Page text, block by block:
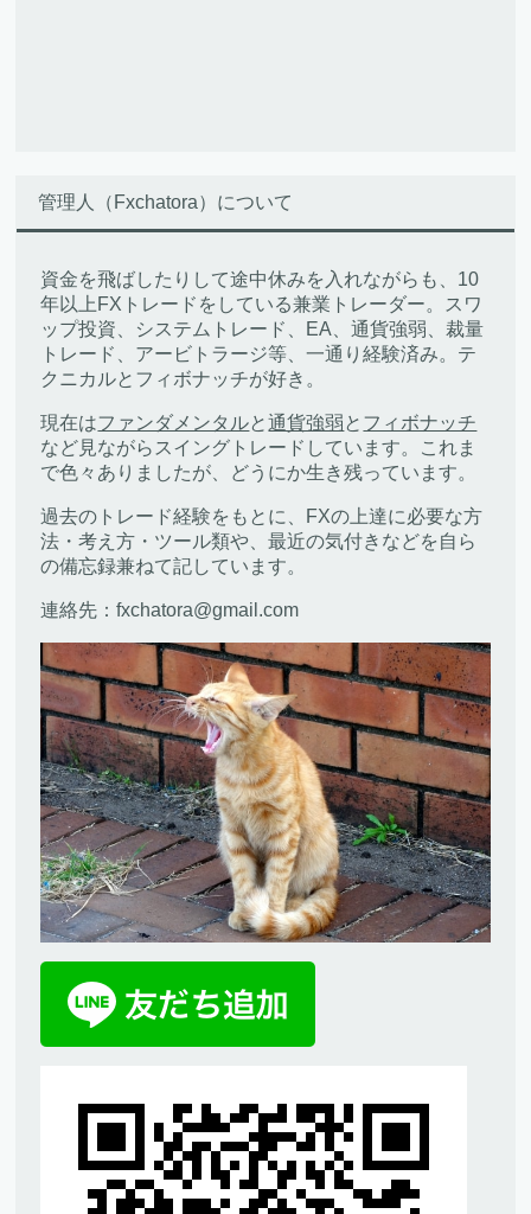
管理人（Fxchatora）について
資金を飛ばしたりして途中休みを入れながらも、10
年以上FXトレードをしている兼業トレーダー。スワ
ップ投資、システムトレード、EA、通貨強弱、裁量
トレード、アービトラージ等、一通り経験済み。テ
クニカルとフィボナッチが好き。
現在はファンダメンタルと通貨強弱と フィボナッチ
など見ながらスイングトレードしています。これま
で色々ありましたが、どうにか生き残っています。
過去のトレード経験をもとに、FXの上達に必要な方
法・考え方・ツール類や、最近の気付きなどを自ら
の備忘録兼ねて記しています。
連絡先：fxchatora@gmail.com